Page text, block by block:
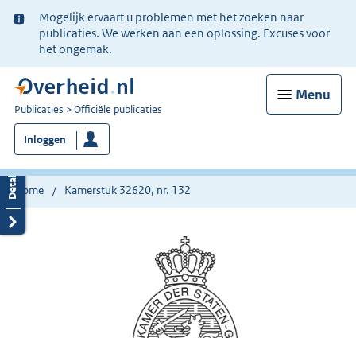
Ter
informatie:
Mogelijk ervaart u problemen met het zoeken naar
publicaties. We werken aan een oplossing. Excuses voor
het ongemak.
Menu
U
bent
nu
hier:
Publicaties Officiële publicaties
Inloggen
Home Kamerstuk 32620, nr. 132